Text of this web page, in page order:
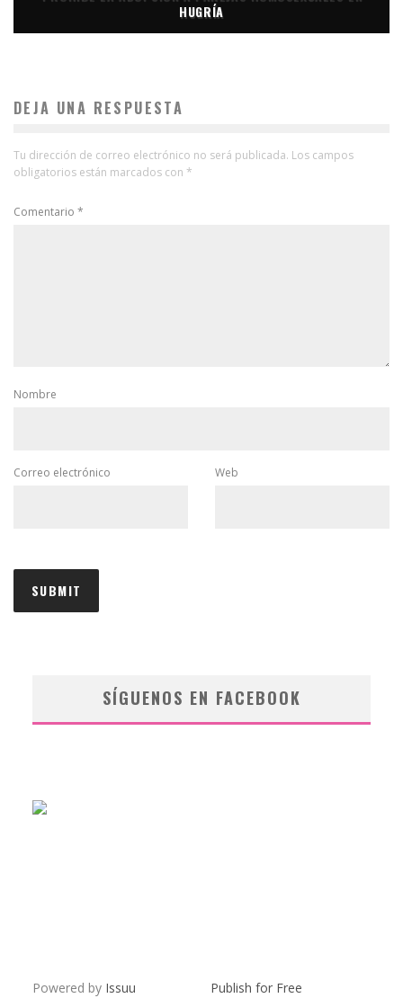
HUGRÍA
DEJA UNA RESPUESTA
Tu dirección de correo electrónico no será publicada. Los campos
obligatorios están marcados con *
Comentario *
Nombre
Correo electrónico Web
SÍGUENOS EN FACEBOOK
Powered by Issuu Publish for Free